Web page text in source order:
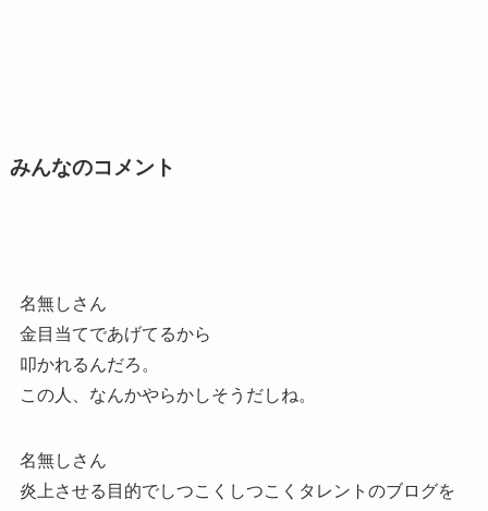
みんなのコメント
名無しさん
金目当てであげてるから
叩かれるんだろ。
この人、なんかやらかしそうだしね。
名無しさん
炎上させる目的でしつこくしつこくタレントのブログを